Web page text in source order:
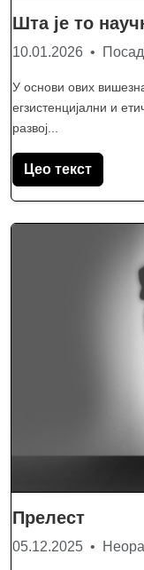
Шта је то
10.01.2026 •
У основи ових
егзистенцијални и
развој...
Цео текст
Прелест
05.12.2025 •